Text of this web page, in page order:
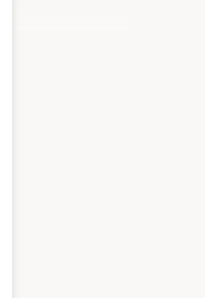
第１６９
、民事訴訟
決定処分